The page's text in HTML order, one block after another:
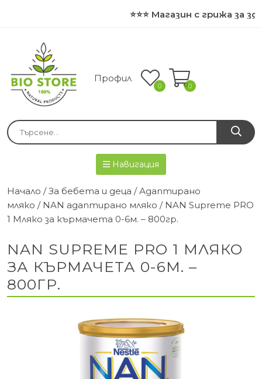
⭐⭐⭐ Магазин с грижа за
Профил
0 0
Навигация
Начало /За бебета и деца /Адаптирано
мляко / NAN адаптирано мляко / NAN Supreme PRO
1 Мляко за кърмачета 0-6м. – 800гр.
NAN SUPREME PRO 1 МЛЯКО
ЗА КЪРМАЧЕТА 0-6М. –
800ГР.